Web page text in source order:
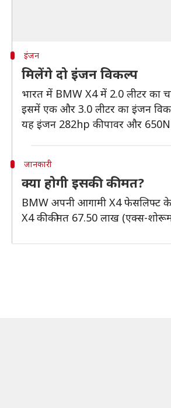
इंजन
मिलेंगे दो इंजन विकल्प
भारत में BMW X4 में 2.0 लीटर का
इसमें एक और 3.0 लीटर का इंजन
यह इंजन 282hp की पावर और
जानकारी
क्या होगी इसकी कीमत?
BMW अपनी आगामी X4 फेसलिफ्ट के
X4 की कीमत 67.50 लाख (एक्स-